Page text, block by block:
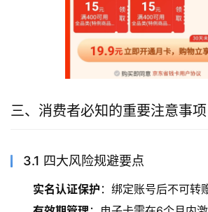
三、消费者必知的重要注意事项
3.1 四大风险规避要点
实名认证保护 ：绑定账号后不可转